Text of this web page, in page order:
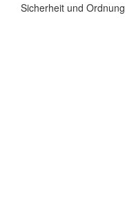
Sicherheit und Ordnung